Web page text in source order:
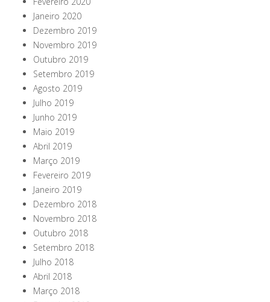
Janeiro 2020
Dezembro 2019
Novembro 2019
Outubro 2019
Setembro 2019
Agosto 2019
Julho 2019
Junho 2019
Maio 2019
Abril 2019
Março 2019
Fevereiro 2019
Janeiro 2019
Dezembro 2018
Novembro 2018
Outubro 2018
Setembro 2018
Julho 2018
Abril 2018
Março 2018